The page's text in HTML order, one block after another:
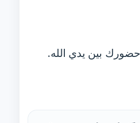
بين يدي الله.